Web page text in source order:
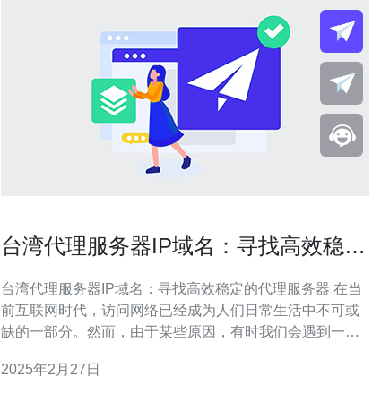
台湾代理服务器IP域名：寻找高效稳定
台湾代理服务器IP域名：寻找高效稳定的代理服务器 在当
前互联网时代，访问网络已经成为人们日常生活中不可或
缺的一部分。然而，由于某些原因，有时我们会遇到一些
器成为了一种非常有效的方法。本文将介绍台湾代理服务
2025年2月27日